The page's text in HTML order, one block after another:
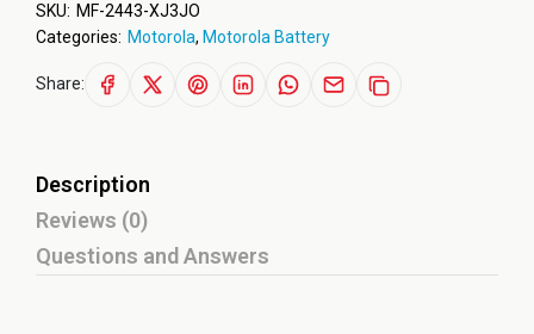
SKU: MF-2443-XJ3JO
Categories: Motorola, Motorola Battery
Share:
Description
Reviews (0)
Questions and Answers